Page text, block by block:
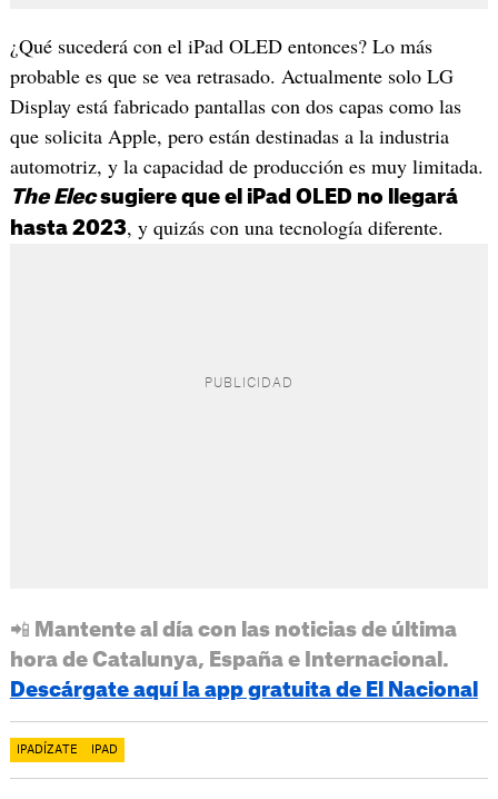
¿Qué sucederá con el iPad OLED entonces? Lo más
probable es que se vea retrasado. Actualmente solo LG
Display está fabricado pantallas con dos capas como las
que solicita Apple, pero están destinadas a la industria
automotriz, y la capacidad de producción es muy limitada.
The Elecsugiere que el iPad OLED no llegará
hasta 2023, y quizás con una tecnología diferente.
📲 Mantente al día con las noticias de última
hora de Catalunya, España e Internacional.
Descárgate aquí la app gratuita de El Nacional
IPADÍZATE IPAD